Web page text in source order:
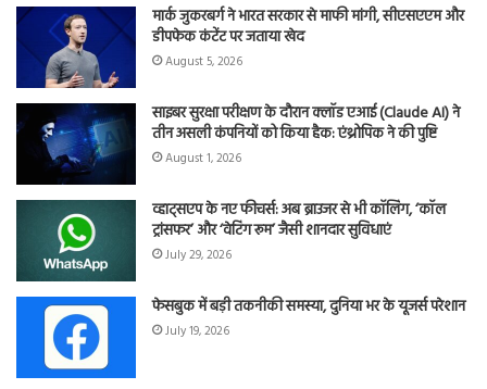
मार्क जुकरबर्ग ने भारत सरकार से माफी मांगी, सीएसएएम और
डीपफेक कंटेंट पर जताया खेद
August 5, 2026
साइबर सुरक्षा परीक्षण के दौरान क्लॉड एआई (Claude AI) ने
तीन असली कंपनियों को किया हैक: एंथ्रोपिक ने की पुष्टि
August 1, 2026
व्हाट्सएप के नए फीचर्स: अब ब्राउजर से भी कॉलिंग, ‘कॉल
ट्रांसफर’ और ‘वेटिंग रूम’ जैसी शानदार सुविधाएं
July 29, 2026
फेसबुक में बड़ी तकनीकी समस्या, दुनिया भर के यूजर्स परेशान
July 19, 2026